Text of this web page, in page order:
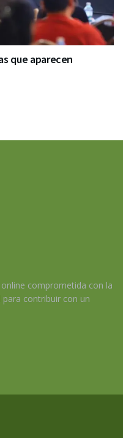
que aparecen
comprometida con la
contribuir con un